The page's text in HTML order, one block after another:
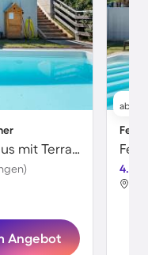
Voll ausgestattetes Ferienhaus mit Terrasse, Pool und Garten | Naturblick | Haustierfreundlich
Angebot
ab
4.4